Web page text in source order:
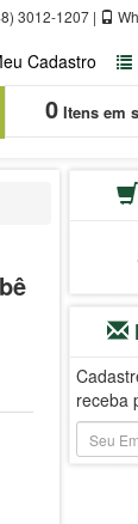
3012-1207 |
Cadastro
0Itens em
receba